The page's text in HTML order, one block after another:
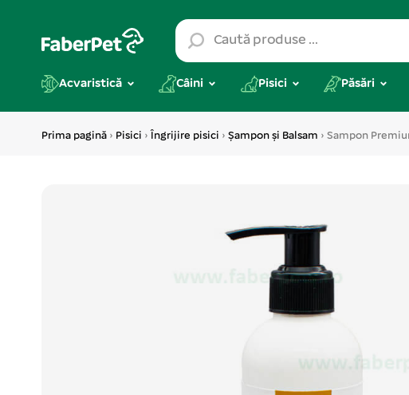
Acvaristică Câini Pisici Păsări
Prima pagină › Pisici › Îngrijire pisici › Șampon și Balsam › Sampon